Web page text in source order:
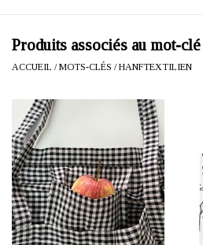
Produits associés au mot-
ACCUEIL /MOTS-CLÉS /HANFTEXTILIEN